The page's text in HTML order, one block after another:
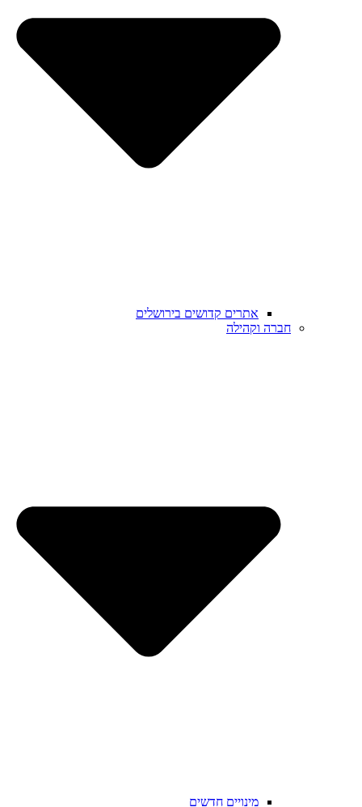
אתרים קדושים בירושלים
חברה וקהילה
מינויים חדשים